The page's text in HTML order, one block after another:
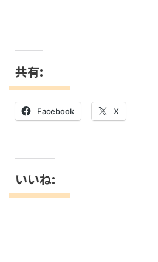
共有:
Facebook X
いいね: